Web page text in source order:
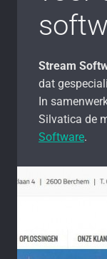
Stream
dat
In
Silvatica de
Software.